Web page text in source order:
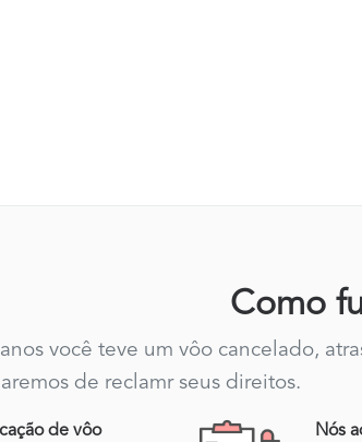
Como
você teve um vôo cancelado,
de reclamr seus direitos.
de vôo
Nós